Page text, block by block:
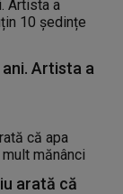
Artista a
arată că